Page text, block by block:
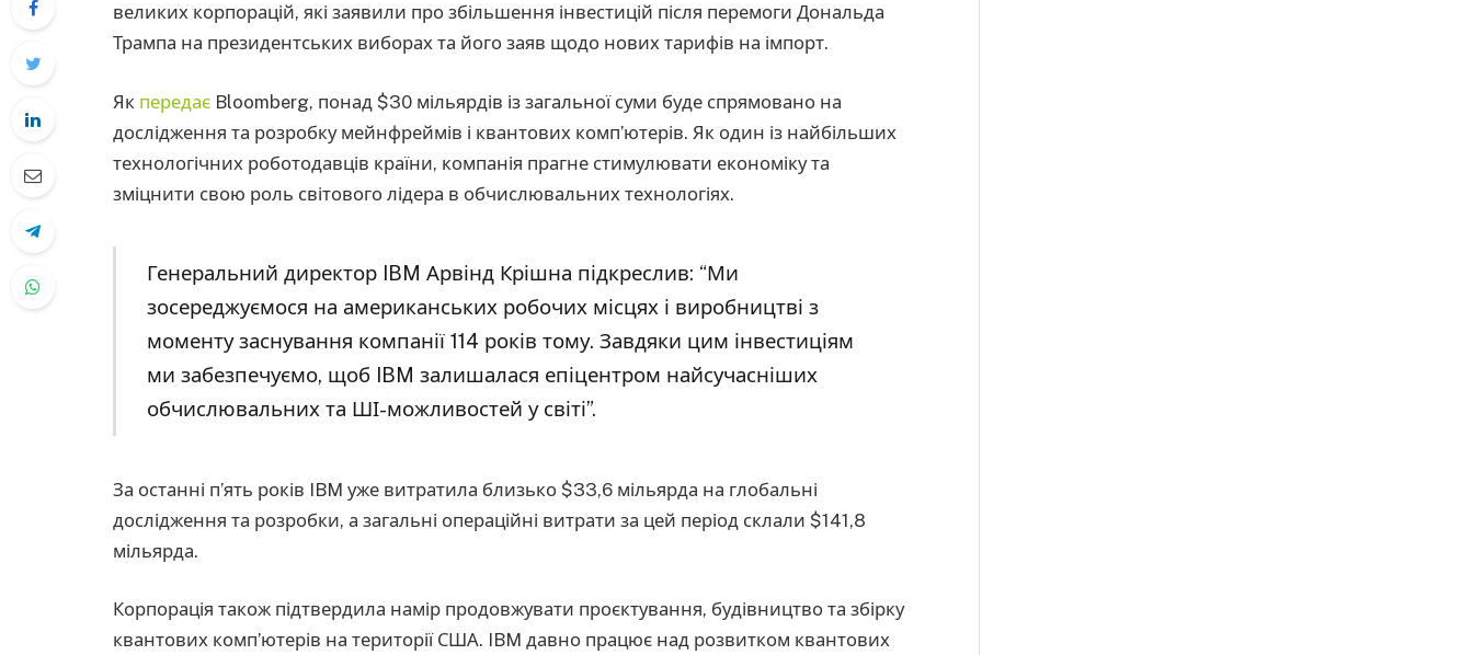
великих корпорацій, які заявили про збільшення інвестицій після перемоги Дональда
Трампа на президентських виборах та його заяв щодо нових тарифів на імпорт.
Як передає Bloomberg, понад $30 мільярдів із загальної суми буде спрямовано на
дослідження та розробку мейнфреймів і квантових комп’ютерів. Як один із найбільших
технологічних роботодавців країни, компанія прагне стимулювати економіку та
зміцнити свою роль світового лідера в обчислювальних технологіях.
Генеральний директор IBM Арвінд Крішна підкреслив: “Ми
зосереджуємося на американських робочих місцях і виробництві з
моменту заснування компанії 114 років тому. Завдяки цим інвестиціям
ми забезпечуємо, щоб IBM залишалася епіцентром найсучасніших
обчислювальних та ШІ-можливостей у світі”.
За останні п’ять років IBM уже витратила близько $33,6 мільярда на глобальні
дослідження та розробки, а загальні операційні витрати за цей період склали $141,8
мільярда.
Корпорація також підтвердила намір продовжувати проєктування, будівництво та збірку
квантових комп’ютерів на території США. IBM давно працює над розвитком квантових